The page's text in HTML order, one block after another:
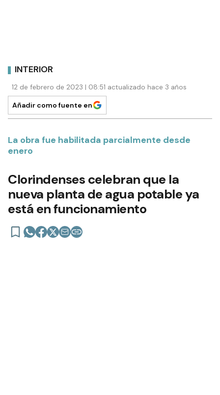
INTERIOR
12 de febrero de 2023 | 08:51 actualizado hace 3 años
Añadir como fuente en
La obra fue habilitada parcialmente desde
enero
Clorindenses celebran que la
nueva planta de agua potable ya
está en funcionamiento